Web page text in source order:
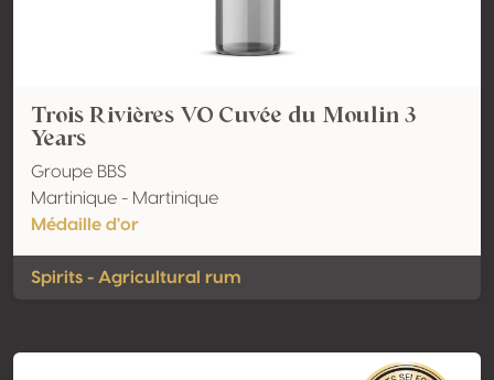
Trois Rivières VO Cuvée du Moulin 3
Years
Groupe BBS
Martinique - Martinique
Médaille d'or
Spirits - Agricultural rum